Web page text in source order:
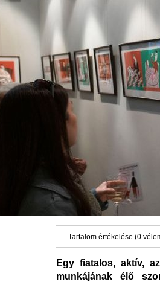
Tartalom értékelése (0
Egy fiatalos, aktív,
munkájának élő